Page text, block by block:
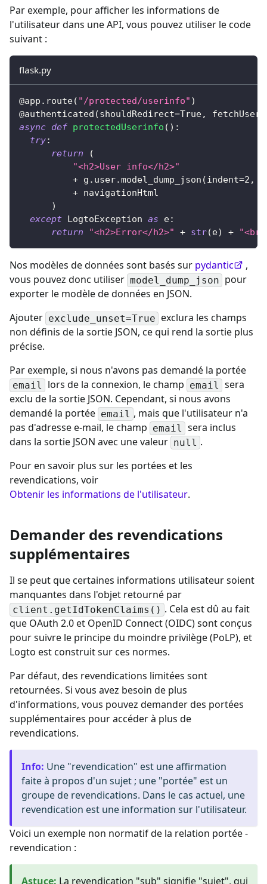
Par exemple, pour afficher les informations de
l'utilisateur dans une API, vous pouvez utiliser le code
suivant :
flask.py
@app . route( "/protected/userinfo" )
@authenticated (shouldRedirect=True,
async def protectedUserinfo ( ) :
try:
return
(
"<h2>User info</h2>"
+ g . user.model_dump_json (indent=2 ,
+ navigationHtml
)
except LogtoException as e:
return
"<h2>Error</h2>" + str(e) +
Nos modèles de données sont basés sur pydantic
,
vous pouvez donc utiliser model_dump_json pour
exporter le modèle de données en JSON.
Ajouter exclude_unset=True exclura les champs
non définis de la sortie JSON, ce qui rend la sortie plus
précise.
Par exemple, si nous n'avons pas demandé la portée
email lors de la connexion, le champ email
sera
exclu de la sortie JSON. Cependant, si nous avons
demandé la portée email , mais que l'utilisateur n'a
pas d'adresse e-mail, le champ email
sera inclus
dans la sortie JSON avec une valeur null .
Pour en savoir plus sur les portées et les
revendications, voir
Obtenir les informations de l'utilisateur.
Demander des revendications
supplémentaires
Il se peut que certaines informations utilisateur soient
manquantes dans l'objet retourné par
client.getIdTokenClaims() . Cela est dû au fait
que OAuth 2.0 et OpenID Connect (OIDC) sont conçus
pour suivre le principe du moindre privilège (PoLP), et
Logto est construit sur ces normes.
Par défaut, des revendications limitées sont
retournées. Si vous avez besoin de plus
d'informations, vous pouvez demander des portées
supplémentaires pour accéder à plus de
revendications.
Info: Une "revendication" est une affirmation
faite à propos d'un sujet ; une "portée" est un
groupe de revendications. Dans le cas actuel, une
revendication est une information sur l'utilisateur.
Voici un exemple non normatif de la relation portée -
revendication :
Astuce: La revendication "sub" signifie "sujet", qui